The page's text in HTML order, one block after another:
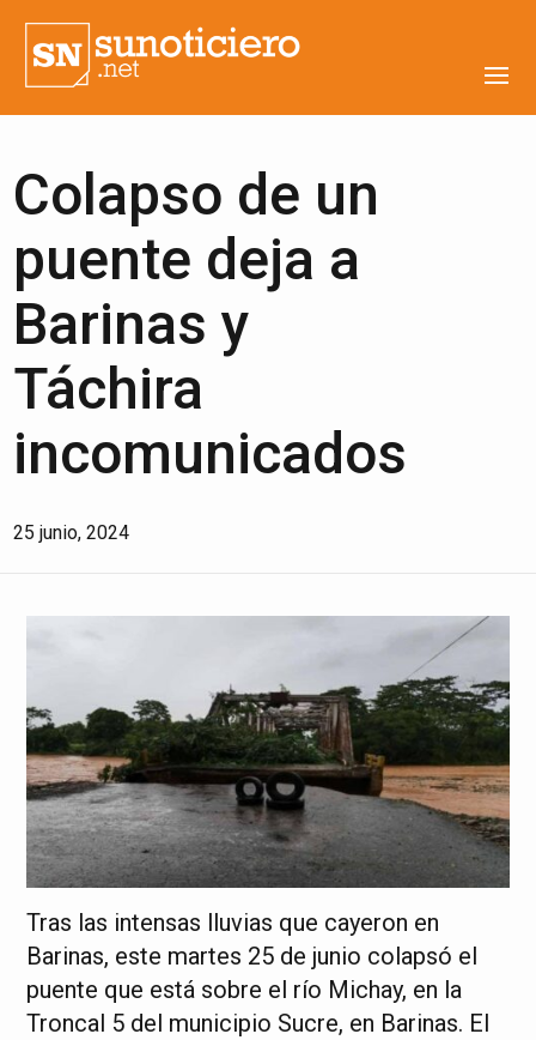
Colapso de un
puente deja a
Barinas y
Táchira
incomunicados
25 junio, 2024
Tras las intensas lluvias que cayeron en
Barinas, este martes 25 de junio colapsó el
puente que está sobre el río Michay, en la
Troncal 5 del municipio Sucre, en Barinas. El